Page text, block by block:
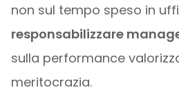
non sul tempo speso in
responsabilizzare
sulla performance
meritocrazia.